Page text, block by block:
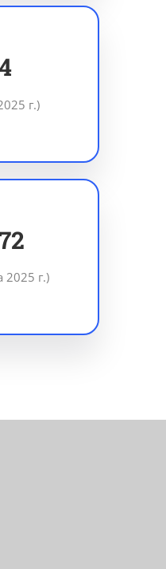
г.)
2025 г.)